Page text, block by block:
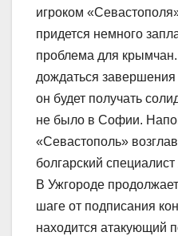
игроком
придется немного
проблема для
дождаться завершения
он будет получать
не было в Софии.
«Севастополь»
болгарский
В Ужгороде
шаге от подписания
находится атакующий